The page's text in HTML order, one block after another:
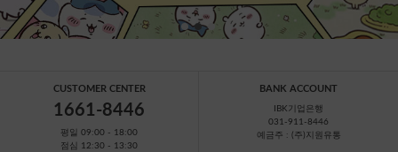
CUSTOMER CENTER
1661-8446
평일 09:00 - 18:00
점심 12:30 - 13:30
BANK ACCOUNT
IBK기업은행
031-911-8446
예금주 : (주)지원유통